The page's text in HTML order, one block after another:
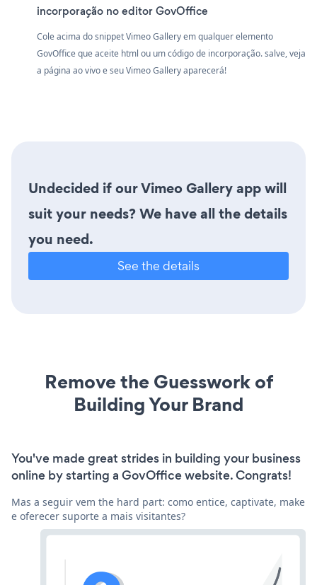
incorporação no editor GovOffice
Cole acima do snippet Vimeo Gallery em qualquer elemento
GovOffice que aceite html ou um código de incorporação. salve, veja
a página ao vivo e seu Vimeo Gallery aparecerá!
Undecided if our Vimeo Gallery app will
suit your needs? We have all the details
you need.
See the details
Remove the Guesswork of
Building Your Brand
You've made great strides in building your business
online by starting a GovOffice website. Congrats!
Mas a seguir vem the hard part: como entice, captivate, make
e oferecer suporte a mais visitantes?